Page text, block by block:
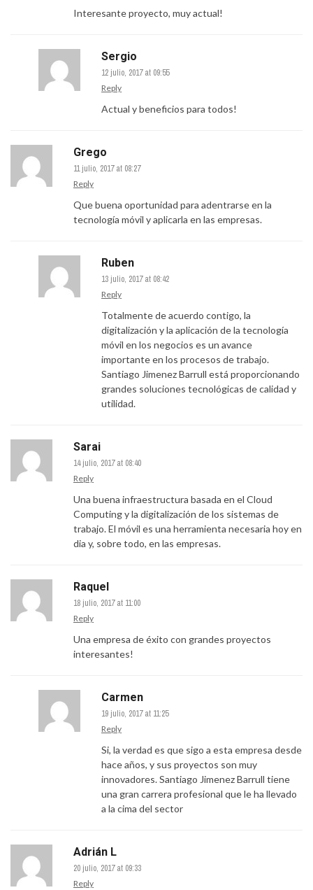
Interesante proyecto, muy actual!
Sergio
12 julio, 2017 at 09:55
Reply
Actual y beneficios para todos!
Grego
11 julio, 2017 at 08:27
Reply
Que buena oportunidad para adentrarse en la
tecnología móvil y aplicarla en las empresas.
Ruben
13 julio, 2017 at 08:42
Reply
Totalmente de acuerdo contigo, la
digitalización y la aplicación de la tecnología
móvil en los negocios es un avance
importante en los procesos de trabajo.
Santiago Jimenez Barrull está proporcionando
grandes soluciones tecnológicas de calidad y
utilidad.
Sarai
14 julio, 2017 at 08:40
Reply
Una buena infraestructura basada en el Cloud
Computing y la digitalización de los sistemas de
trabajo. El móvil es una herramienta necesaria hoy en
dia y, sobre todo, en las empresas.
Raquel
18 julio, 2017 at 11:00
Reply
Una empresa de éxito con grandes proyectos
interesantes!
Carmen
19 julio, 2017 at 11:25
Reply
Si, la verdad es que sigo a esta empresa desde
hace años, y sus proyectos son muy
innovadores. Santiago Jimenez Barrull tiene
una gran carrera profesional que le ha llevado
a la cima del sector
Adrián L
20 julio, 2017 at 09:33
Reply